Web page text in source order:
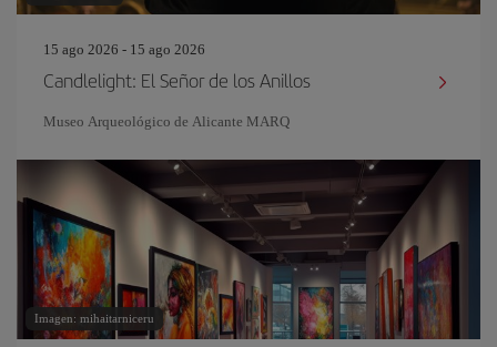
15 ago 2026 - 15 ago 2026
Candlelight: El Señor de los Anillos
Museo Arqueológico de Alicante MARQ
Imagen: mihaitarniceru